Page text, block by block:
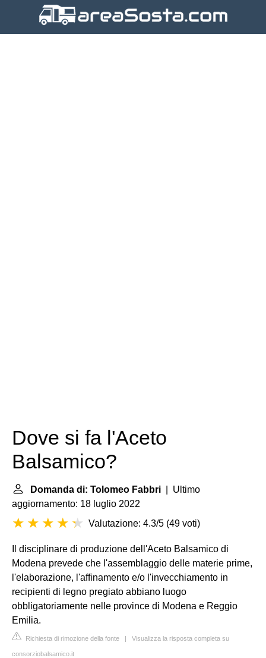
Dove si fa l'Aceto
Balsamico?
Domanda di: Tolomeo Fabbri | Ultimo
aggiornamento: 18 luglio 2022
Valutazione: 4.3/5 (49 voti)
Il disciplinare di produzione dell'Aceto Balsamico di
Modena prevede che l'assemblaggio delle materie prime,
l'elaborazione, l'affinamento e/o l'invecchiamento in
recipienti di legno pregiato abbiano luogo
obbligatoriamente nelle province di Modena e Reggio
Emilia.
Richiesta di rimozione della fonte | Visualizza la risposta completa su
consorziobalsamico.it